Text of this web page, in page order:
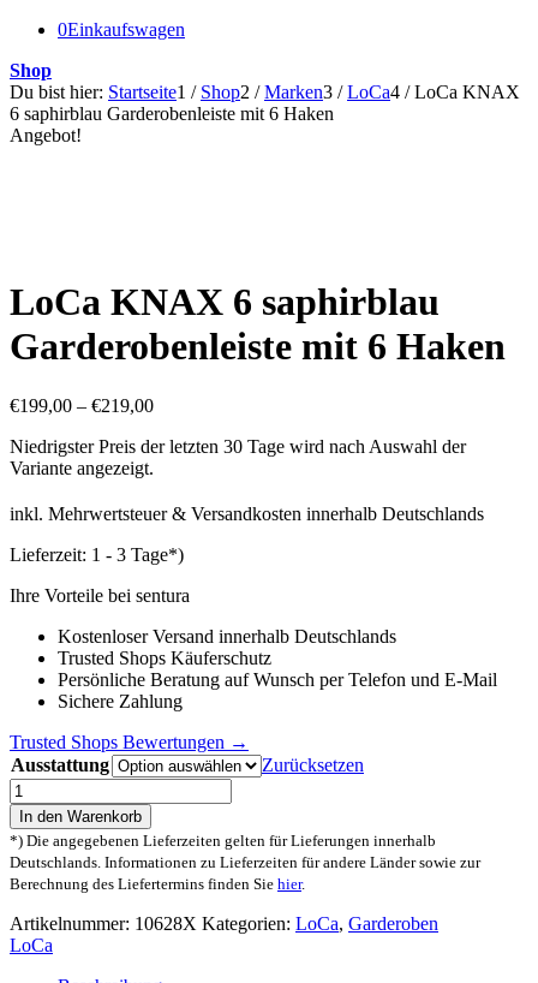
0Einkaufswagen
Shop
Du bist hier: Startseite1 / Shop2 / Marken3 / LoCa4 / LoCa KNAX
6 saphirblau Garderobenleiste mit 6 Haken
Angebot!
LoCa KNAX 6 saphirblau
Garderobenleiste mit 6 Haken
€199,00 – €219,00
Niedrigster Preis der letzten 30 Tage wird nach Auswahl der
Variante angezeigt.
inkl. Mehrwertsteuer & Versandkosten innerhalb Deutschlands
Lieferzeit: 1 - 3 Tage*)
Ihre Vorteile bei sentura
Kostenloser Versand innerhalb Deutschlands
Trusted Shops Käuferschutz
Persönliche Beratung auf Wunsch per Telefon und E-Mail
Sichere Zahlung
Trusted Shops Bewertungen →
Ausstattung
Zurücksetzen
LoCa
KNAX
6
saphirblau
Garderobenleiste
mit
6
Haken
Menge
In den Warenkorb
*) Die angegebenen Lieferzeiten gelten für Lieferungen innerhalb
Deutschlands. Informationen zu Lieferzeiten für andere Länder sowie zur
Berechnung des Liefertermins finden Sie hier.
Artikelnummer: 10628X Kategorien: LoCa, Garderoben
LoCa